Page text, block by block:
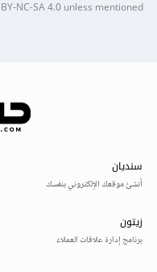
NC-SA 4.0unless mentioned